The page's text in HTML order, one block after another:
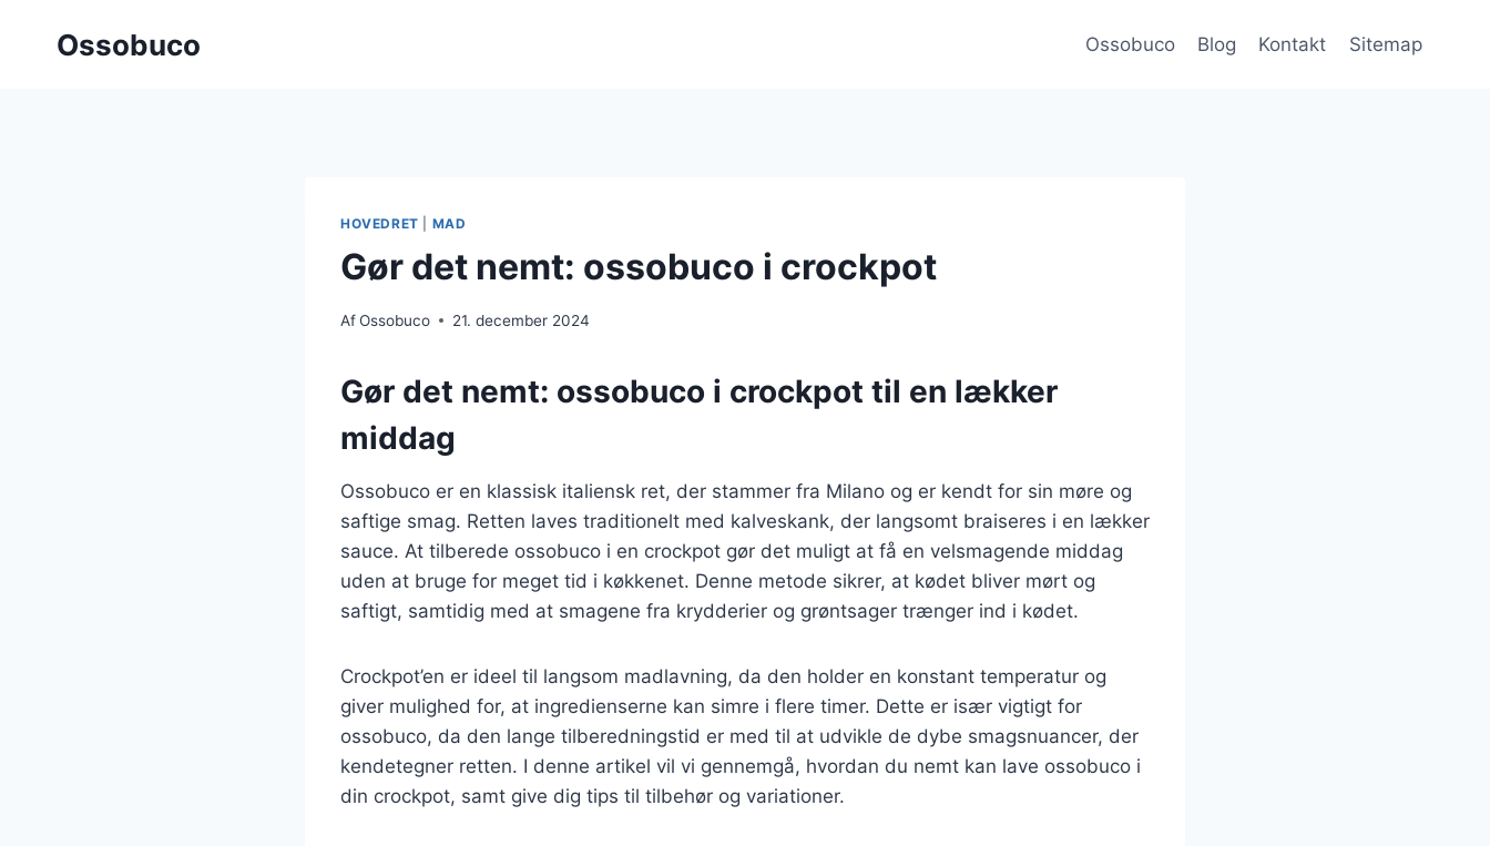
Ossobuco Ossobuco Blog Kontakt Sitemap
HOVEDRET MAD
Gør det nemt: ossobuco i crockpot
AfOssobuco 21. december 2024
Gør det nemt: ossobuco i crockpot til en lækker
middag
Ossobuco er en klassisk italiensk ret, der stammer fra Milano og er kendt for sin møre og
saftige smag. Retten laves traditionelt med kalveskank, der langsomt braiseres i en lækker
sauce. At tilberede ossobuco i en crockpot gør det muligt at få en velsmagende middag
uden at bruge for meget tid i køkkenet. Denne metode sikrer, at kødet bliver mørt og
saftigt, samtidig med at smagene fra krydderier og grøntsager trænger ind i kødet.
Crockpot’en er ideel til langsom madlavning, da den holder en konstant temperatur og
giver mulighed for, at ingredienserne kan simre i flere timer. Dette er især vigtigt for
ossobuco, da den lange tilberedningstid er med til at udvikle de dybe smagsnuancer, der
kendetegner retten. I denne artikel vil vi gennemgå, hvordan du nemt kan lave ossobuco i
din crockpot, samt give dig tips til tilbehør og variationer.